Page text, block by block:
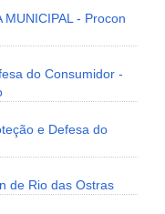
MUNICIPAL - Procon
do Consumidor -
e Defesa do
de Rio das Ostras